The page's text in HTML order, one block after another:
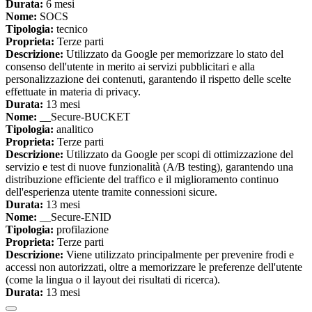
Durata: 6 mesi
Nome: SOCS
Tipologia: tecnico
Proprieta: Terze parti
Descrizione: Utilizzato da Google per memorizzare lo stato del
consenso dell'utente in merito ai servizi pubblicitari e alla
personalizzazione dei contenuti, garantendo il rispetto delle scelte
effettuate in materia di privacy.
Durata: 13 mesi
Nome: __Secure-BUCKET
Tipologia: analitico
Proprieta: Terze parti
Descrizione: Utilizzato da Google per scopi di ottimizzazione del
servizio e test di nuove funzionalità (A/B testing), garantendo una
distribuzione efficiente del traffico e il miglioramento continuo
dell'esperienza utente tramite connessioni sicure.
Durata: 13 mesi
Nome: __Secure-ENID
Tipologia: profilazione
Proprieta: Terze parti
Descrizione: Viene utilizzato principalmente per prevenire frodi e
accessi non autorizzati, oltre a memorizzare le preferenze dell'utente
(come la lingua o il layout dei risultati di ricerca).
Durata: 13 mesi